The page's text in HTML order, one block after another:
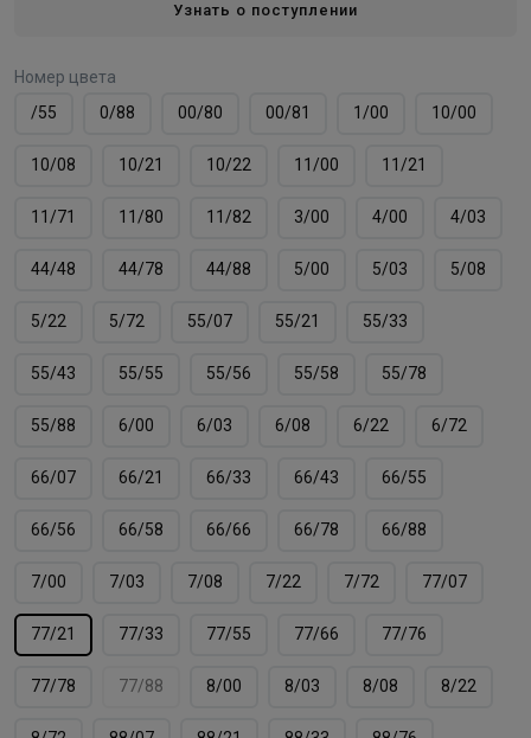
Узнать о поступлении
Номер цвета
/55
0/88 00/80 00/81 1/00 10/00
10/08 10/21 10/22 11/00 11/21
11/71 11/80 11/82 3/00 4/00 4/03
44/48 44/78 44/88 5/00 5/03 5/08
5/22 5/72 55/07 55/21 55/33
55/43 55/55 55/56 55/58 55/78
55/88 6/00 6/03 6/08 6/22 6/72
66/07 66/21 66/33 66/43 66/55
66/56 66/58 66/66 66/78 66/88
7/00 7/03 7/08 7/22 7/72 77/07
77/21 77/33 77/55 77/66 77/76
77/78 77/88 8/00 8/03 8/08 8/22